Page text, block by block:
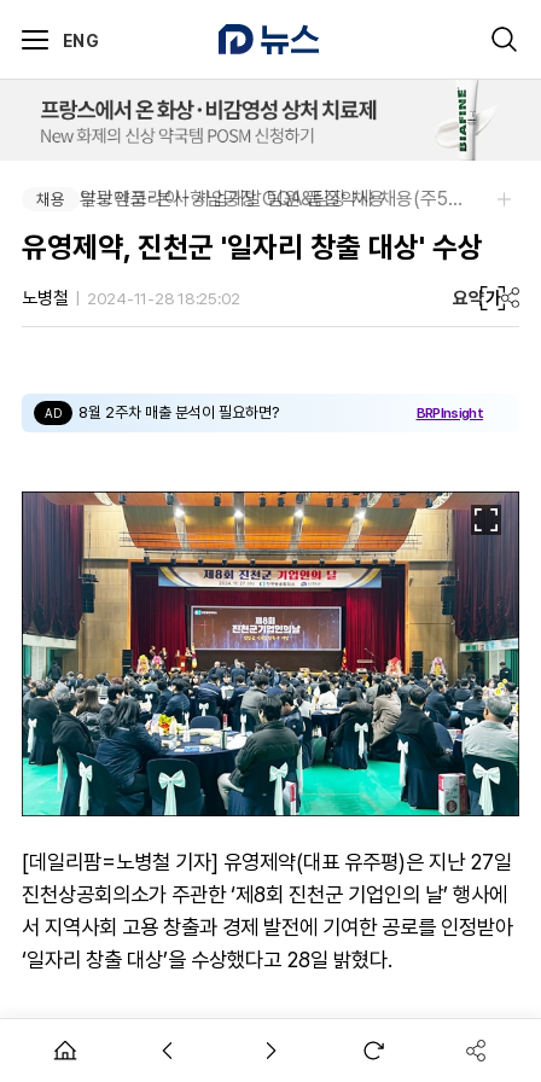
ENG
채용 알보젠코리아-향남공장 OQA 품질약사 채용(주5일/파트타임 가능)
채용 부광약품-본사 사업개발 팀원&팀장 채용
유영제약, 진천군 '일자리 창출 대상' 수상
노병철 2024-11-28 18:25:02 요약가
AD 8월 2주차 매출 분석이 필요하면? BRPInsight
[데일리팜=노병철 기자] 유영제약(대표 유주평)은 지난 27일
진천상공회의소가 주관한 ‘제8회 진천군 기업인의 날’ 행사에
서 지역사회 고용 창출과 경제 발전에 기여한 공로를 인정받아
‘일자리 창출 대상’을 수상했다고 28일 밝혔다.
이번 수상은 청년 신규 고용 확대와 장애인 고용 실적 등 다양
한 일자리 창출 성과를 통해 이루어진 결과로, 유영제약은 최근